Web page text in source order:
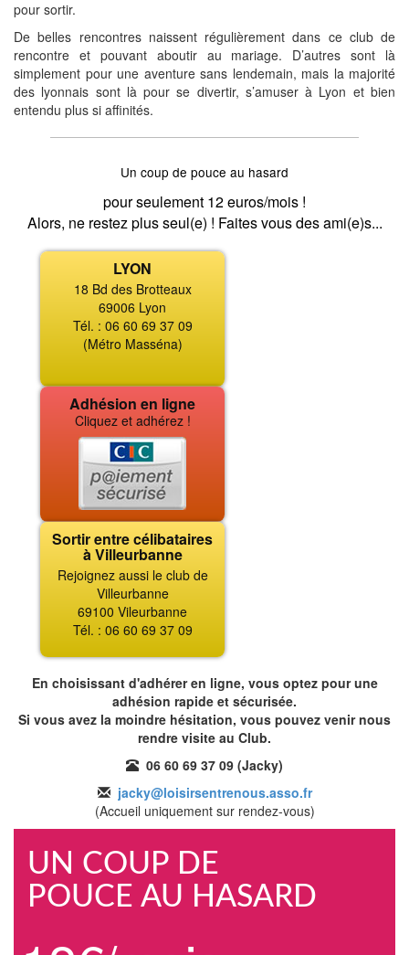
pour sortir.
De belles rencontres naissent régulièrement dans ce club de
rencontre et pouvant aboutir au mariage. D’autres sont là
simplement pour une aventure sans lendemain, mais la majorité
des lyonnais sont là pour se divertir, s’amuser à Lyon et bien
entendu plus si affinités.
Un coup de pouce au hasard
pour seulement 12 euros/mois !
Alors, ne restez plus seul(e) ! Faites vous des ami(e)s...
LYON
18 Bd des Brotteaux
69006 Lyon
Tél. : 06 60 69 37 09
(Métro Masséna)
Adhésion en ligne
Cliquez et adhérez !
Sortir entre célibataires
à Villeurbanne
Rejoignez aussi le club de
Villeurbanne
69100 Vileurbanne
Tél. : 06 60 69 37 09
En choisissant d'adhérer en ligne, vous optez pour une
adhésion rapide et sécurisée.
Si vous avez la moindre hésitation, vous pouvez venir nous
rendre visite au Club.
06 60 69 37 09 (Jacky)
jacky@loisirsentrenous.asso.fr
(Accueil uniquement sur rendez-vous)
UN COUP DE
POUCE AU HASARD